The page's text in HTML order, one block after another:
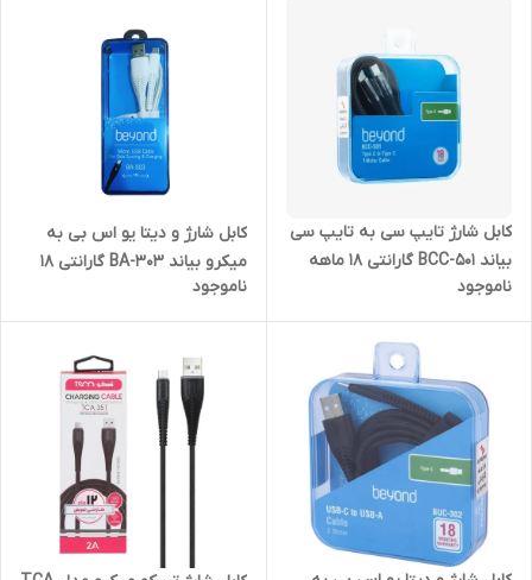
کابل شارژ تایپ سی به تایپ سی
بیاند BCC-501 گارانتی 18 ماهه
شرکتی 1 متری
ناموجود
کابل شارژ و دیتا یو اس بی به
میکرو بیاند BA-303 گارانتی 18
ماهه شرکتی 1 متری
ناموجود